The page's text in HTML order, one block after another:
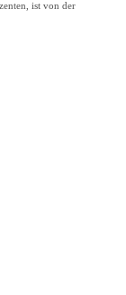
ist von der